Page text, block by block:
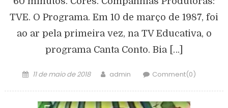
TVE. O Programa. Em 10 de março de 1987, foi
ao ar pela primeira vez, na TV Educativa, o
programa Canta Conto. Bia […]
11 de maio de 2018 admin Comment(0)